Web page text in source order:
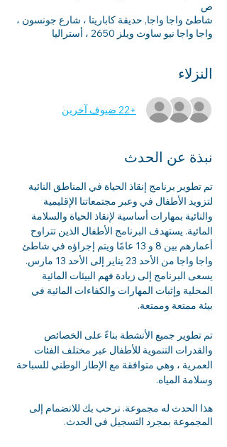
ص
شاطئ واجا واجا, حديقة كاباريتا ، شارع جونسون ،
واجا واجا نيو ساوث ويلز 2650 ، أستراليا
النزلاء
+22 ضيوف آخرين
نبذة عن الحدث
تم تطوير برنامج إنقاذ الحياة في المناطق النائية
لتزويد الأطفال في وعبر مجتمعاتنا الإقليمية
والنائية بمهارات أساسية لإنقاذ الحياة والسلامة
المائية. يستهدف البرنامج الأطفال الذين تتراوح
أعمارهم بين 8 و 13 عامًا ويتم إجراؤه في شاطئ
واجا واجا من الأحد 23 يناير إلى الأحد 13 مارس.
يسعى البرنامج إلى زيادة فهم البيئات المائية
المحلية وإثبات المهارات والكفاءات المائية في
بيئة ممتعة وممتعة.
تم تطوير جميع الأنشطة بناءً على الخصائص
والقدرات التنموية للأطفال عبر مختلف الفئات
العمرية ، وهي متوافقة مع الإطار الوطني للسباحة
وسلامة المياه.
هذا الحدث له مجموعة. نرحب بك للانضمام إلى
المجموعة بمجرد التسجيل في الحدث.